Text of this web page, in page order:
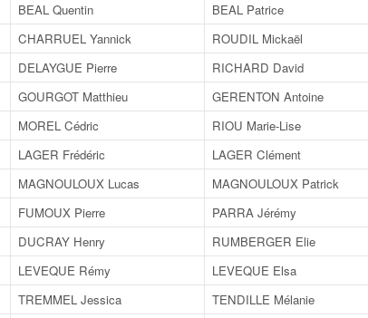
BEAL Quentin BEAL Patrice
CHARRUEL Yannick ROUDIL Mickaël
DELAYGUE Pierre RICHARD David
GOURGOT Matthieu GERENTON Antoine
MOREL Cédric RIOU Marie-Lise
LAGER Frédéric LAGER Clément
MAGNOULOUX Lucas MAGNOULOUX Patrick
FUMOUX Pierre PARRA Jérémy
DUCRAY Henry RUMBERGER Elie
LEVEQUE Rémy LEVEQUE Elsa
TREMMEL Jessica TENDILLE Mélanie